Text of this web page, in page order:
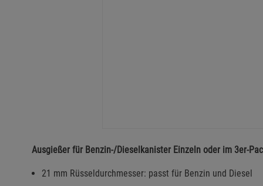
Ausgießer für Benzin-/Dieselkanister Einzeln oder im 3er-
21 mm Rüsseldurchmesser: passt für Benzin und Diesel